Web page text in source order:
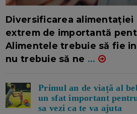
Diversificarea alimentației
extrem de importantă
Alimentele trebuie să fie
nu trebuie să ne ...
Primul an de viață al
un sfat important
sa vezi ca te va ajuta